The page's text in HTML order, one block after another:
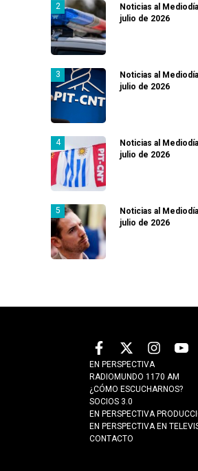
Noticias al
julio de 2026
Noticias al
julio de 2026
Noticias al
julio de 2026
Noticias al
julio de 2026
EN PERSPECTIVA
RADIOMUNDO 1170 AM
¿CÓMO ESCUCHARNOS?
SOCIOS 3.0
EN PERSPECTIVA
EN PERSPECTIVA EN
CONTACTO